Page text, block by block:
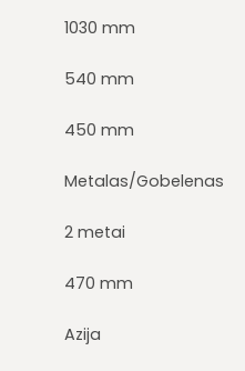
1030 mm
540 mm
450 mm
Metalas/Gobelenas
2 metai
470 mm
Azija